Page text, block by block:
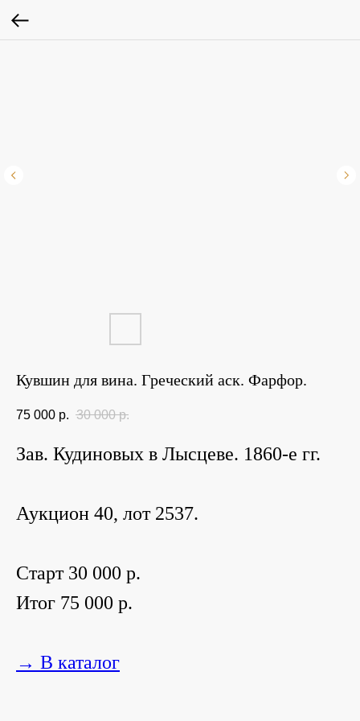
Кувшин для вина. Греческий аск. Фарфор.
75 000 р. 30 000 р.
Зав. Кудиновых в Лысцеве. 1860-е гг.
Аукцион 40, лот 2537.
Старт 30 000 р.
Итог 75 000 р.
→ В каталог